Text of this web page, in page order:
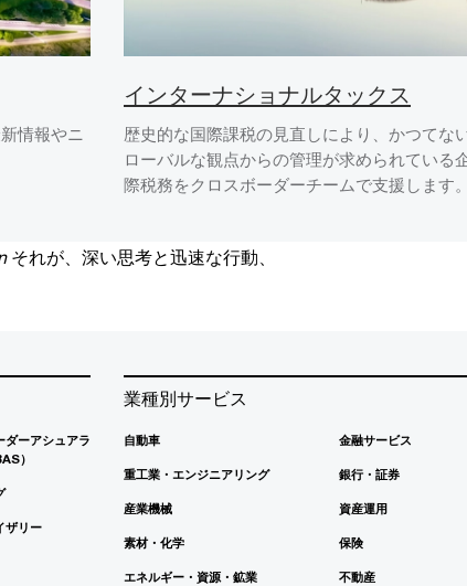
情報やニ
インターナショナルタックス
歴史的な国際課税の見直しにより、かつてな
ローバルな観点からの管理が求められている
際税務をクロスボーダーチームで支援します。
それが、深い思考と迅速な行動、
ダーアシュアラ
）
ザリー
業種別サービス
自動車
重工業・エンジニアリング
産業機械
素材・化学
エネルギー・資源・鉱業
金融サービス
銀行・証券
資産運用
保険
不動産